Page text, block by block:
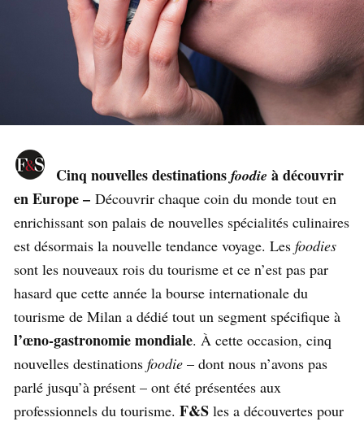
Cinq nouvelles destinations foodie à découvrir
en Europe – Découvrir chaque coin du monde tout en
enrichissant son palais de nouvelles spécialités culinaires
est désormais la nouvelle tendance voyage. Les foodies
sont les nouveaux rois du tourisme et ce n’est pas par
hasard que cette année la bourse internationale du
tourisme de Milan a dédié tout un segment spécifique à
l’œno-gastronomie mondiale. À cette occasion, cinq
nouvelles destinations foodie – dont nous n’avons pas
parlé jusqu’à présent – ont été présentées aux
professionnels du tourisme. F&S les a découvertes pour